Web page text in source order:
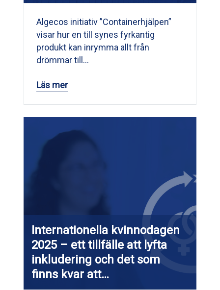
Algecos initiativ ”Containerhjälpen”
visar hur en till synes fyrkantig
produkt kan inrymma allt från
drömmar till…
Läs mer
Internationella kvinnodagen
2025 – ett tillfälle att lyfta
inkludering och det som
finns kvar att…